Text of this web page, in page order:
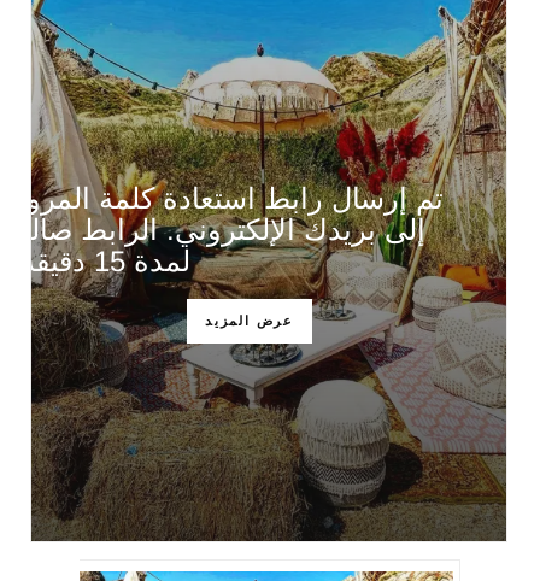
تم إرسال رابط استعادة كلمة المرور
إلى بريدك الإلكتروني. الرابط صالح
لمدة 15 دقيقة.
عرض المزيد